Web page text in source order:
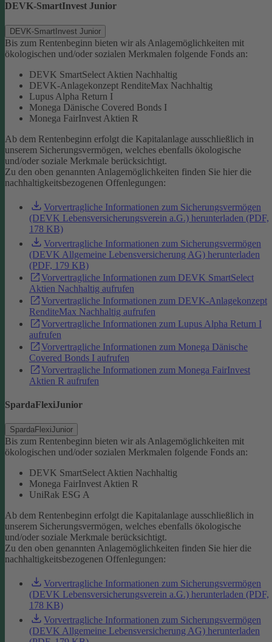
DEVK-SmartInvest Junior
DEVK-SmartInvest Junior
Bis zum Rentenbeginn bieten wir als Anlagemöglichkeiten mit
ökologischen und/oder sozialen Merkmalen folgende Fonds an:
DEVK SmartSelect Aktien Nachhaltig
DEVK-Anlagekonzept RenditeMax Nachhaltig
Lupus Alpha Return I
Monega Dänische Covered Bonds I
Monega FairInvest Aktien R
Ab dem Rentenbeginn erfolgt die Kapitalanlage ausschließlich in
unserem Sicherungsvermögen, welches ebenfalls ökologische
und/oder soziale Merkmale berücksichtigt.
Zu den oben genannten Anlagemöglichkeiten finden Sie hier die
nachhaltigkeitsbezogenen Offenlegungen:
Vorvertragliche Informationen zum Sicherungsvermögen
(DEVK Lebensversicherungsverein a.G.) herunterladen (PDF,
178 KB)
Vorvertragliche Informationen zum Sicherungsvermögen
(DEVK Allgemeine Lebensversicherung AG) herunterladen
(PDF, 179 KB)
Vorvertragliche Informationen zum DEVK SmartSelect
Aktien Nachhaltig aufrufen
Vorvertragliche Informationen zum DEVK-Anlagekonzept
RenditeMax Nachhaltig aufrufen
Vorvertragliche Informationen zum Lupus Alpha Return I
aufrufen
Vorvertragliche Informationen zum Monega Dänische
Covered Bonds I aufrufen
Vorvertragliche Informationen zum Monega FairInvest
Aktien R aufrufen
SpardaFlexiJunior
SpardaFlexiJunior
Bis zum Rentenbeginn bieten wir als Anlagemöglichkeiten mit
ökologischen und/oder sozialen Merkmalen folgende Fonds an:
DEVK SmartSelect Aktien Nachhaltig
Monega FairInvest Aktien R
UniRak ESG A
Ab dem Rentenbeginn erfolgt die Kapitalanlage ausschließlich in
unserem Sicherungsvermögen, welches ebenfalls ökologische
und/oder soziale Merkmale berücksichtigt.
Zu den oben genannten Anlagemöglichkeiten finden Sie hier die
nachhaltigkeitsbezogenen Offenlegungen:
Vorvertragliche Informationen zum Sicherungsvermögen
(DEVK Lebensversicherungsverein a.G.) herunterladen (PDF,
178 KB)
Vorvertragliche Informationen zum Sicherungsvermögen
(DEVK Allgemeine Lebensversicherung AG) herunterladen